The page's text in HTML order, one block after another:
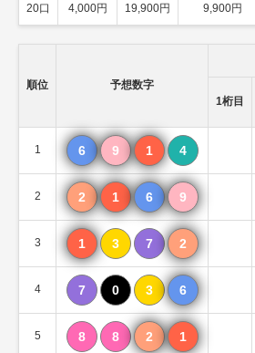
20口 4,000円 19,900円 9,900円
順位
予想数字
1桁目
1 6 9 1 4
2 2 1 6 9
3 1 3 7 2
4 7 0 3 6
5 8 8 2 1